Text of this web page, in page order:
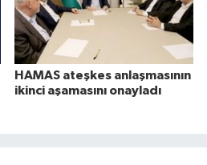
HAMAS ateşkes anlaşmasının
ikinci aşamasını onayladı